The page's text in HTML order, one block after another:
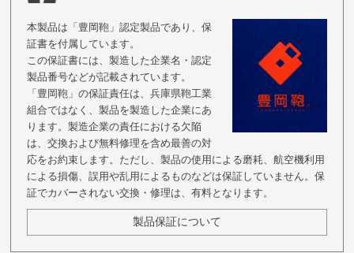
本製品は「豊岡鞄」認定製品であり、保
証書を付属しています。
この保証書には、製造した企業名・認定
製品番号などが記載されています。
「豊岡鞄」の保証責任は、兵庫県鞄工業
組合ではなく、製品を製造した企業にあ
ります。製造企業の責任における欠陥
は、交換および無料修理を含め最善の対
応をお約束します。ただし、製品の使用による磨耗、航空機利用
による損傷、誤用や乱用によるものなどは保証していません。保
証でカバーされない交換・修理は、有料となります。
製品保証について